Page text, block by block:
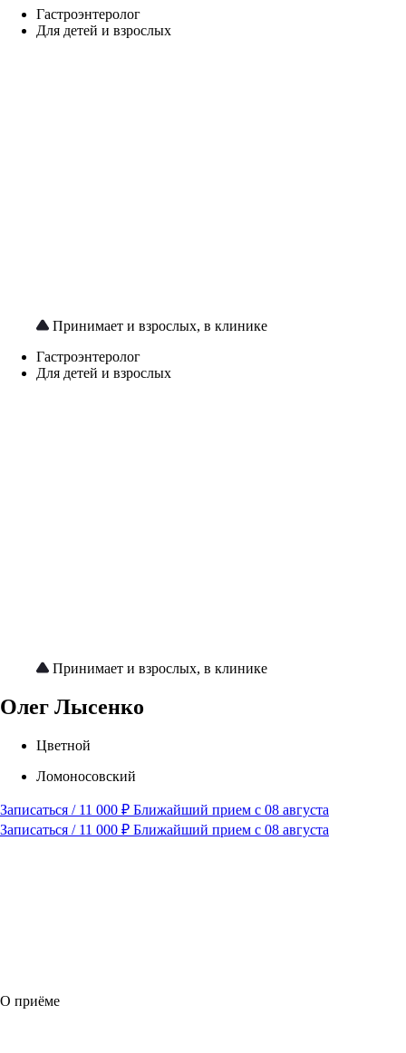
Гастроэнтеролог
Для детей и взрослых
Принимает и взрослых, в клинике
Гастроэнтеролог
Для детей и взрослых
Принимает и взрослых, в клинике
Олег Лысенко
Цветной
Ломоносовский
Записаться / 11 000 ₽ Ближайший прием с 08 августа
Записаться / 11 000 ₽ Ближайший прием с 08 августа
О приёме